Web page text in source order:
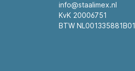
info@staalimex.nl
KvK 20006751
BTW NL001335881B01